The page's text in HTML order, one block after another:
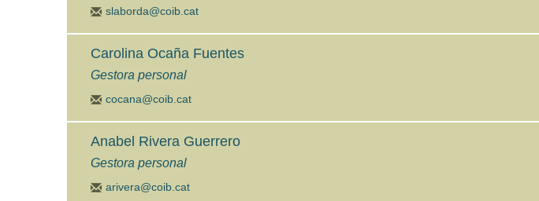
slaborda@coib.cat
Carolina Ocaña Fuentes
Gestora personal
cocana@coib.cat
Anabel Rivera Guerrero
Gestora personal
arivera@coib.cat